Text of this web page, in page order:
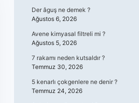
Der âguş ne demek ?
Ağustos 6, 2026
Avene kimyasal filtreli mi ?
Ağustos 5, 2026
7 rakamı neden kutsaldır ?
Temmuz 30, 2026
5 kenarlı çokgenlere ne denir ?
Temmuz 24, 2026